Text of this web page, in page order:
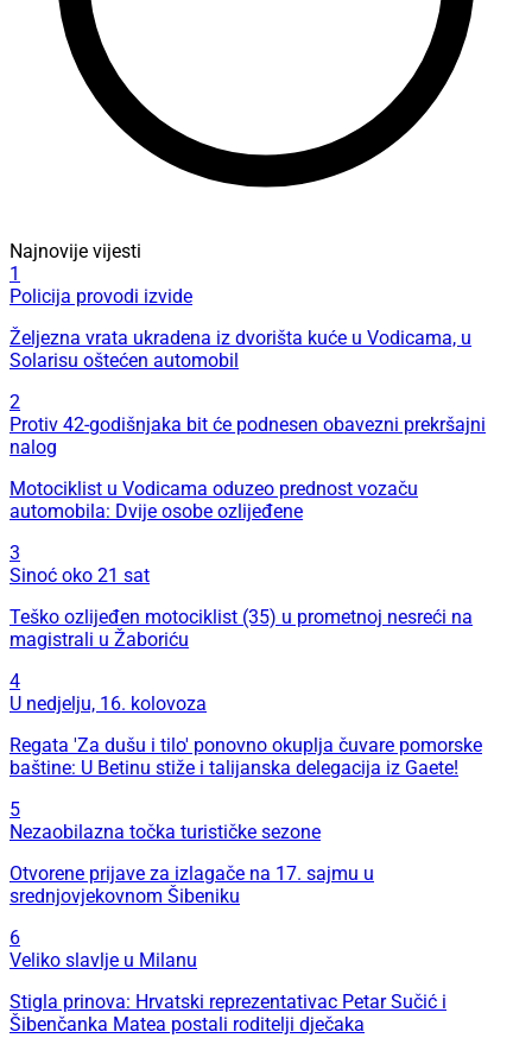
Najnovije vijesti
1
Policija provodi izvide
Željezna vrata ukradena iz dvorišta kuće u Vodicama, u
Solarisu oštećen automobil
2
Protiv 42-godišnjaka bit će podnesen obavezni prekršajni
nalog
Motociklist u Vodicama oduzeo prednost vozaču
automobila: Dvije osobe ozlijeđene
3
Sinoć oko 21 sat
Teško ozlijeđen motociklist (35) u prometnoj nesreći na
magistrali u Žaboriću
4
U nedjelju, 16. kolovoza
Regata 'Za dušu i tilo' ponovno okuplja čuvare pomorske
baštine: U Betinu stiže i talijanska delegacija iz Gaete!
5
Nezaobilazna točka turističke sezone
Otvorene prijave za izlagače na 17. sajmu u
srednjovjekovnom Šibeniku
6
Veliko slavlje u Milanu
Stigla prinova: Hrvatski reprezentativac Petar Sučić i
Šibenčanka Matea postali roditelji dječaka